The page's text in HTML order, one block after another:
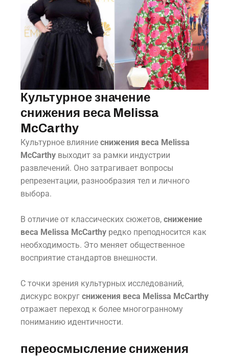
Культурное значение
снижения веса Melissa
McCarthy
Культурное влияние снижения веса Melissa
McCarthy выходит за рамки индустрии
развлечений. Оно затрагивает вопросы
репрезентации, разнообразия тел и личного
выбора.
В отличие от классических сюжетов, снижение
веса Melissa McCarthy редко преподносится как
необходимость. Это меняет общественное
восприятие стандартов внешности.
С точки зрения культурных исследований,
дискурс вокруг снижения веса Melissa McCarthy
отражает переход к более многогранному
пониманию идентичности.
переосмысление снижения